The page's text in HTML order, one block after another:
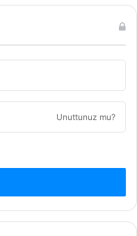
Unuttunuz mu?